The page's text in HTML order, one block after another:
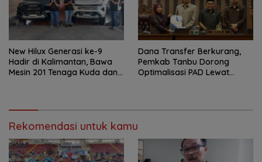
New Hilux Generasi ke-9
Hadir di Kalimantan, Bawa
Mesin 201 Tenaga Kuda dan
Dana Transfer Berkurang,
Pemkab Tanbu Dorong
Optimalisasi PAD Lewat
Rekomendasi untuk kamu